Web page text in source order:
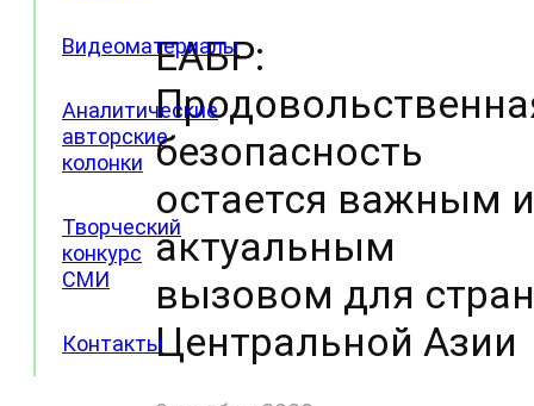
Видеоматериалы
Аналитические
авторские
колонки
Творческий
конкурс
СМИ
Контакты
ЕАБР:
безопасность
остается важным
актуальным
вызовом для
Центральной Азии